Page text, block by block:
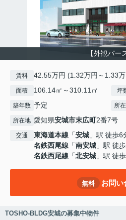
【外観パー
賃料 42.55万円 (1.32万円～1.33
面積 106.14㎡～310.11㎡ 坪
築年数 予定 所
所在地 愛知県安城市末広町2番7号
交通 東海道本線 「安城 」駅 徒歩6
名鉄西尾線 「南安城 」駅 徒
名鉄西尾線 「北安城 」駅 徒
無料 お問い
TOSHO-BLDG安城の募集中物件